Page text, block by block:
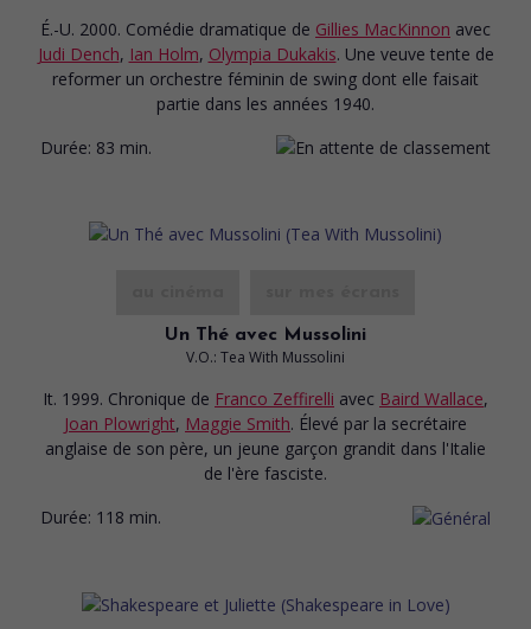
É.-U. 2000. Comédie dramatique de Gillies MacKinnon avec
Judi Dench, Ian Holm, Olympia Dukakis. Une veuve tente de
reformer un orchestre féminin de swing dont elle faisait
partie dans les années 1940.
Durée: 83 min.
Un Thé avec Mussolini
V.O.: Tea With Mussolini
It. 1999. Chronique de Franco Zeffirelli avec Baird Wallace,
Joan Plowright, Maggie Smith. Élevé par la secrétaire
anglaise de son père, un jeune garçon grandit dans l'Italie
de l'ère fasciste.
Durée: 118 min.